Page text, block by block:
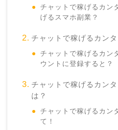
チャットで稼げるカン
げるスマホ副業？
チャットで稼げるカン
チャットで稼げるカン
ウントに登録すると？
チャットで稼げるカン
は？
チャットで稼げるカン
て！